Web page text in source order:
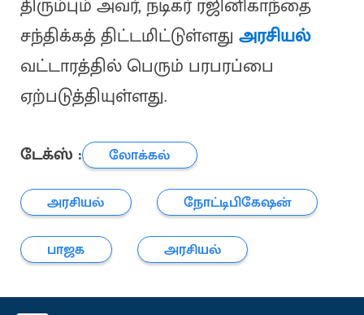
திரும்பும் அவர், நடிகர் ரஜினிகாந்தை
சந்திக்கத் திட்டமிட்டுள்ளது அரசியல்
வட்டாரத்தில் பெரும் பரபரப்பை
ஏற்படுத்தியுள்ளது.
டேக்ஸ் :
லோக்கல்
அரசியல்
நோட்டிபிகேஷன்
பாஜக
அரசியல்